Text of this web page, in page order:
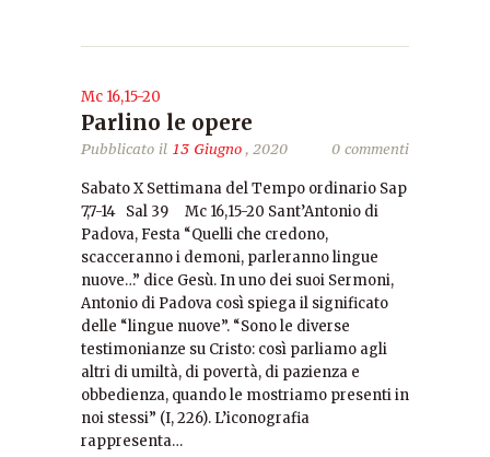
Mc 16,15-20
Parlino le opere
Pubblicato il 13 Giugno, 2020 0 commenti
Sabato X Settimana del Tempo ordinario Sap
7,7-14 Sal 39 Mc 16,15-20 Sant’Antonio di
Padova, Festa “Quelli che credono,
scacceranno i demoni, parleranno lingue
nuove…” dice Gesù. In uno dei suoi Sermoni,
Antonio di Padova così spiega il significato
delle “lingue nuove”. “Sono le diverse
testimonianze su Cristo: così parliamo agli
altri di umiltà, di povertà, di pazienza e
obbedienza, quando le mostriamo presenti in
noi stessi” (I, 226). L’iconografia
rappresenta…